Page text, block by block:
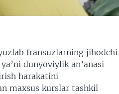
fransuzlarning jihodchi
dunyoviylik an’anasi
harakatini
maxsus kurslar tashkil